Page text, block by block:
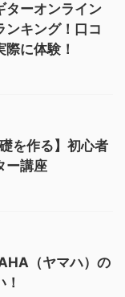
ターオンライン
ンキング！口コ
に体験！
を作る】初心者
ー講座
（ヤマハ）の